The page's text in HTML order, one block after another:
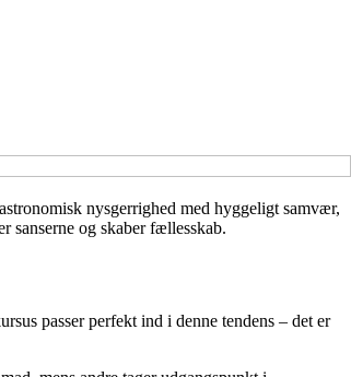
nysgerrighed med hyggeligt samvær,
sanserne og skaber fællesskab.
passer perfekt ind i denne tendens – det er